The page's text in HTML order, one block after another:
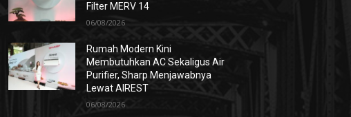
Filter MERV 14
06/08/2026
Rumah Modern Kini
Membutuhkan AC Sekaligus Air
Purifier, Sharp Menjawabnya
Lewat AIREST
06/08/2026